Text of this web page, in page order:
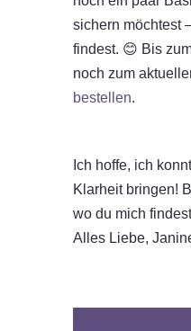
sichern möchtest
findest. 😊 Bis
noch zum
bestellen.
Ich hoffe, ich
Klarheit bringen!
wo du mich
Alles Liebe,